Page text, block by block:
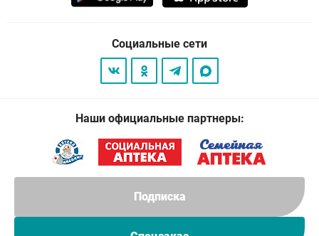
Подписка
Социальные сети
Наши официальные партнеры: